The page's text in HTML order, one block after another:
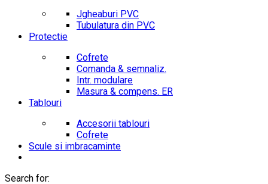
Jgheaburi PVC
Tubulatura din PVC
Protectie
Cofrete
Comanda & semnaliz.
Intr. modulare
Masura & compens. ER
Tablouri
Accesorii tablouri
Cofrete
Scule si imbracaminte
Search for: